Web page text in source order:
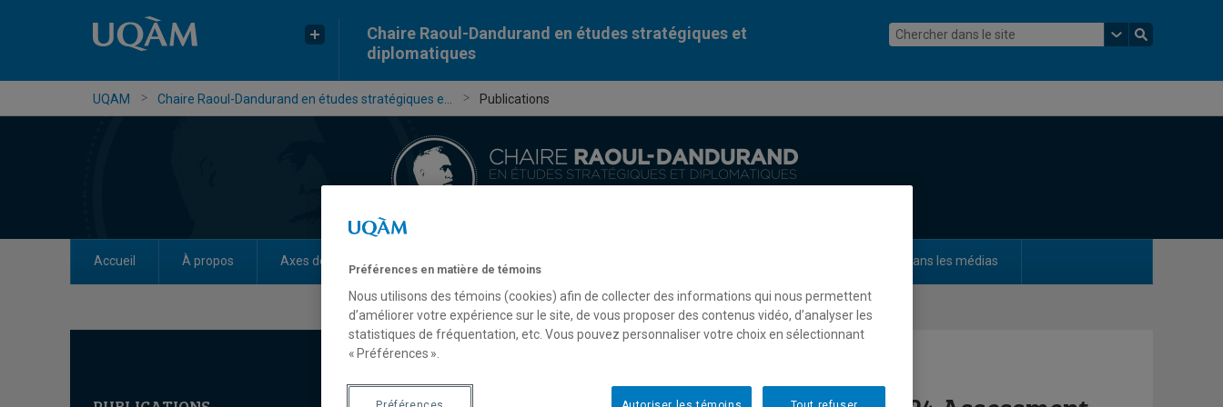
Chaire Raoul-Dandurand en études stratégiques et
diplomatiques
UQAM Chaire Raoul-Dandurand en études stratégiques e... Publications
Accueil À propos Axes de recherche Dans les médias
Préférences en matière de témoins
Nous utilisons des témoins (cookies) afin de collecter des informations qui nous permettent
d’améliorer votre expérience sur le site, de vous proposer des contenus vidéo, d’analyser les
statistiques de fréquentation, etc. Vous pouvez personnaliser votre choix en sélectionnant
« Préférences ».